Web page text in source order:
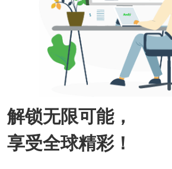
解锁无限可能，
享受全球精彩！